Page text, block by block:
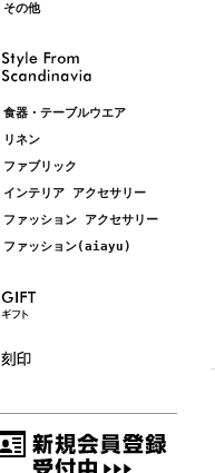
その他
食器・テーブルウエア
リネン
ファブリック
インテリア アクセサリー
ファッション アクセサリー
ファッション(aiayu)